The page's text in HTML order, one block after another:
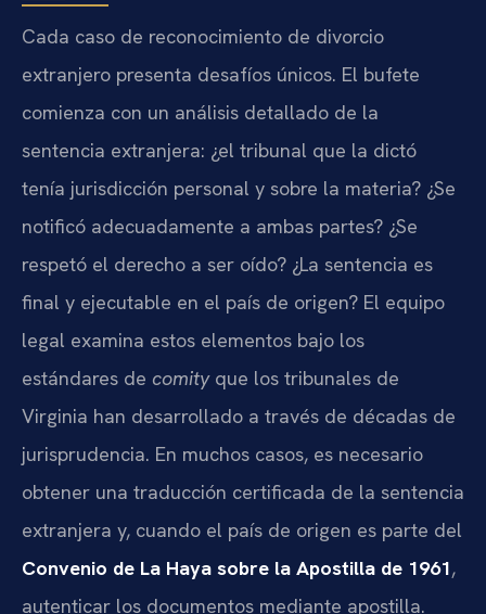
Cada caso de reconocimiento de divorcio
extranjero presenta desafíos únicos. El bufete
comienza con un análisis detallado de la
sentencia extranjera: ¿el tribunal que la dictó
tenía jurisdicción personal y sobre la materia? ¿Se
notificó adecuadamente a ambas partes? ¿Se
respetó el derecho a ser oído? ¿La sentencia es
final y ejecutable en el país de origen? El equipo
legal examina estos elementos bajo los
estándares de comityque los tribunales de
Virginia han desarrollado a través de décadas de
jurisprudencia. En muchos casos, es necesario
obtener una traducción certificada de la sentencia
extranjera y, cuando el país de origen es parte del
Convenio de La Haya sobre la Apostilla de 1961,
autenticar los documentos mediante apostilla.